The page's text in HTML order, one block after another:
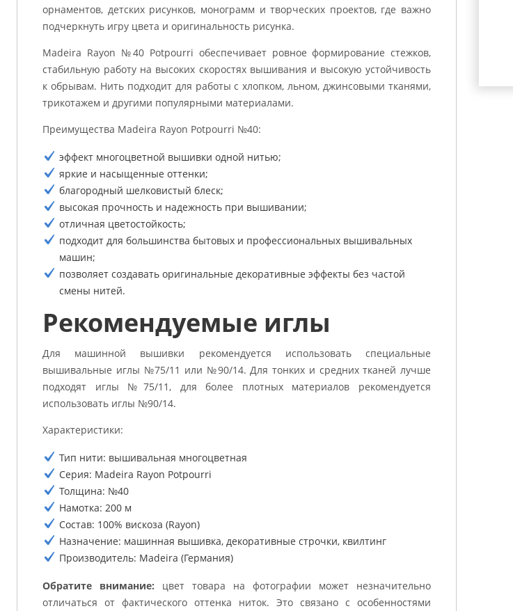
орнаментов, детских рисунков, монограмм и творческих проектов, где важно
подчеркнуть игру цвета и оригинальность рисунка.
Madeira Rayon №40 Potpourri обеспечивает ровное формирование стежков,
стабильную работу на высоких скоростях вышивания и высокую устойчивость
к обрывам. Нить подходит для работы с хлопком, льном, джинсовыми тканями,
трикотажем и другими популярными материалами.
Преимущества Madeira Rayon Potpourri №40:
эффект многоцветной вышивки одной нитью;
яркие и насыщенные оттенки;
благородный шелковистый блеск;
высокая прочность и надежность при вышивании;
отличная цветостойкость;
подходит для большинства бытовых и профессиональных вышивальных
машин;
позволяет создавать оригинальные декоративные эффекты без частой
смены нитей.
Рекомендуемые иглы
Для машинной вышивки рекомендуется использовать специальные
вышивальные иглы №75/11 или №90/14. Для тонких и средних тканей лучше
подходят иглы №75/11, для более плотных материалов рекомендуется
использовать иглы №90/14.
Характеристики:
Тип нити: вышивальная многоцветная
Серия: Madeira Rayon Potpourri
Толщина: №40
Намотка: 200 м
Состав: 100% вискоза (Rayon)
Назначение: машинная вышивка, декоративные строчки, квилтинг
Производитель: Madeira (Германия)
Обратите внимание: цвет товара на фотографии может незначительно
отличаться от фактического оттенка ниток. Это связано с особенностями